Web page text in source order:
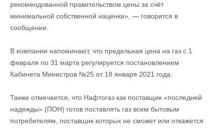
рекомендованной правительством цены за счёт
минимальной собственной наценки», — говорится в
сообщении.
В компании напоминают, что предельная цена на газ с 1
февраля по 31 марта регулируется постановлением
Кабинета Министров №25 от 18 января 2021 года.
Также отмечается, что Нафтогаз как поставщик «последней
надежды» (ПОН) готов поставлять газ всем бытовым
потребителям, поставщик которых не сможет или откажется